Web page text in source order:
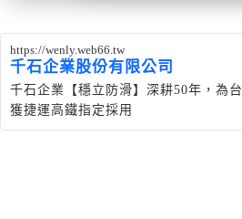
https://wenly.web66.tw
千石企業股份有限公司
千石企業【穩立防滑】深耕50年，為
獲捷運高鐵指定採用